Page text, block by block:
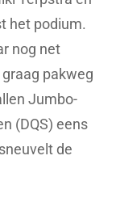
het podium.
nog net
pakweg
Jumbo-
(DQS) eens
de